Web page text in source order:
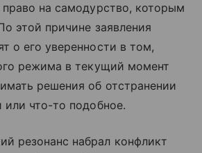
право на самодурство, которым
этой причине заявления
о его уверенности в том,
режима в текущий момент
решения об отстранении
или что-то подобное.
резонанс набрал конфликт